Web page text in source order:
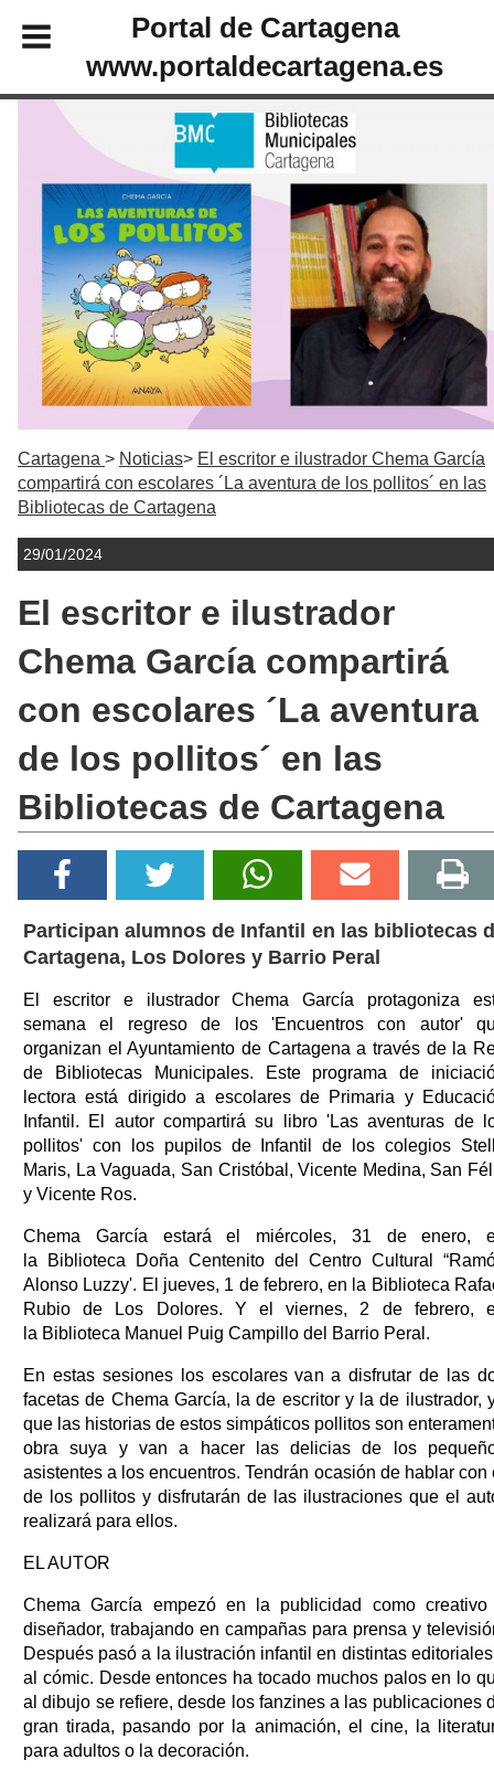
Portal de Cartagena
www.portaldecartagena.es
Cartagena Noticias
El escritor e ilustrador Chema García
compartirá con escolares ´La aventura de los pollitos´ en las
Bibliotecas de Cartagena
29/01/2024
El escritor e ilustrador
Chema García compartirá
con escolares ´La aventura
de los pollitos´ en las
Bibliotecas de Cartagena
Participan alumnos de Infantil en las bibliotecas
Cartagena, Los Dolores y Barrio Peral
El escritor e ilustrador Chema García protagoniza
semana el regreso de los 'Encuentros con autor'
organizan el Ayuntamiento de Cartagena a través de la
de Bibliotecas Municipales. Este programa de
lectora está dirigido a escolares de Primaria y
Infantil. El autor compartirá su libro 'Las aventuras de
pollitos' con los pupilos de Infantil de los colegios
Maris, La Vaguada, San Cristóbal, Vicente Medina, San
y Vicente Ros.
Chema García estará el miércoles, 31 de enero,
la Biblioteca Doña Centenito del Centro Cultural
Alonso Luzzy'. El jueves, 1 de febrero, en la Biblioteca
Rubio de Los Dolores. Y el viernes, 2 de febrero,
la Biblioteca Manuel Puig Campillo del Barrio Peral.
En estas sesiones los escolares van a disfrutar de las
facetas de Chema García, la de escritor y la de ilustrador,
que las historias de estos simpáticos pollitos son
obra suya y van a hacer las delicias de los
asistentes a los encuentros. Tendrán ocasión de hablar con
de los pollitos y disfrutarán de las ilustraciones que el
realizará para ellos.
EL AUTOR
Chema García empezó en la publicidad como creativo
diseñador, trabajando en campañas para prensa y
Después pasó a la ilustración infantil en distintas
al cómic. Desde entonces ha tocado muchos palos en lo
al dibujo se refiere, desde los fanzines a las publicaciones
gran tirada, pasando por la animación, el cine, la
para adultos o la decoración.